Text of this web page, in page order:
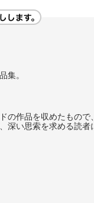
集。
作品を収めたもの
い思索を求める読者